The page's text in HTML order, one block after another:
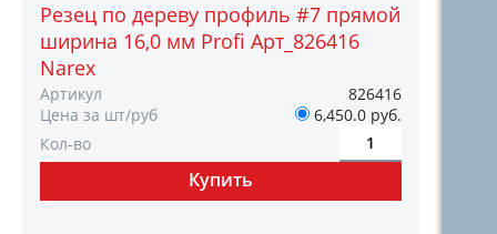
Резец по дереву профиль #7 прямой
ширина 16,0 мм Profi Арт_826416
Narex
Артикул
826416
Цена за шт/руб
6,450.0 руб.
Кол-во